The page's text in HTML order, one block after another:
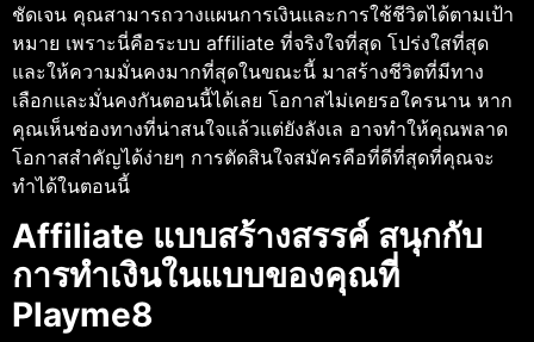
ชัดเจน คุณสามารถวางแผนการเงินและการใช้ชีวิตได้ตามเป้า
หมาย เพราะนี่คือระบบ affiliate ที่จริงใจที่สุด โปร่งใสที่สุด
และให้ความมั่นคงมากที่สุดในขณะนี้ มาสร้างชีวิตที่มีทาง
เลือกและมั่นคงกันตอนนี้ได้เลย โอกาสไม่เคยรอใครนาน หาก
คุณเห็นช่องทางที่น่าสนใจแล้วแต่ยังลังเล อาจทำให้คุณพลาด
โอกาสสำคัญได้ง่ายๆ การตัดสินใจสมัครคือที่ดีที่สุดที่คุณจะ
ทำได้ในตอนนี้
Affiliate แบบสร้างสรรค์ สนุกกับ
การทำเงินในแบบของคุณที่
Playme8